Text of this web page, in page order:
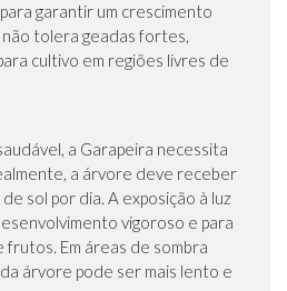
garantir um crescimento
não tolera geadas fortes,
cultivo em regiões livres de
a Garapeira necessita
a árvore deve receber
sol por dia. A exposição à luz
vigoroso e para
Em áreas de sombra
árvore pode ser mais lento e